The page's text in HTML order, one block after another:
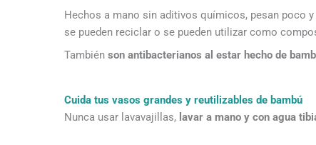
Hechos a mano sin aditivos químicos, pesan poco
se pueden reciclar o se pueden utilizar como
También son antibacterianos al estar hecho de
Cuida tus vasos grandes y reutilizables de bambú
Nunca usar lavavajillas, lavar a mano y con agua